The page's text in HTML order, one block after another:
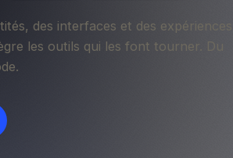
des interfaces et des expériences
les outils qui les font tourner. Du